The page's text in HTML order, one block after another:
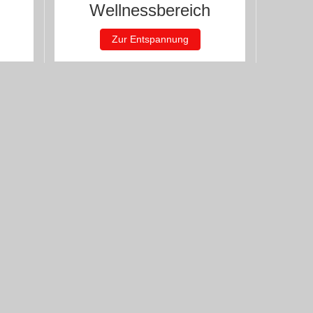
Wellnessbereich
Zur Entspannung